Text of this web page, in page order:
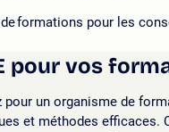
formations pour les
pour vos
un organisme de
et méthodes efficaces.